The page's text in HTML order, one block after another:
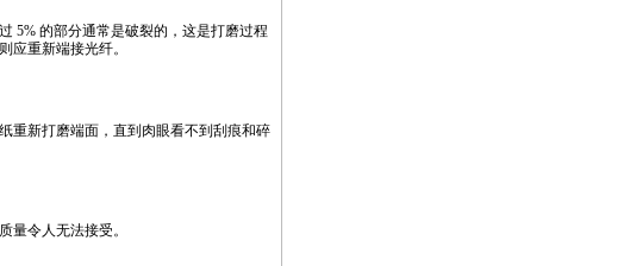
5% 的部分通常是破裂的，这是打磨过程
应重新端接光纤。
重新打磨端面，直到肉眼看不到刮痕和碎
量令人无法接受。